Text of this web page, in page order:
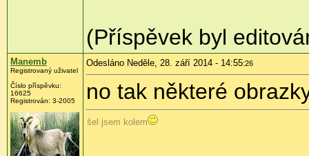
(Příspěvek byl
Manemb
Registrovaný uživatel
Číslo příspěvku:
16625
Registrován: 3-2005
Odesláno Neděle, 28. září 2014 - 14:55:26
no tak některé
šel jsem kolem